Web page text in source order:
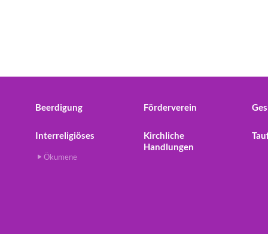
Beerdigung Förderverein
Interreligiöses
Ökumene
Kirchliche
Handlungen